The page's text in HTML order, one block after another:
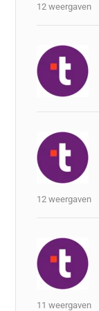
12 weergaven
12 weergaven
11 weergaven